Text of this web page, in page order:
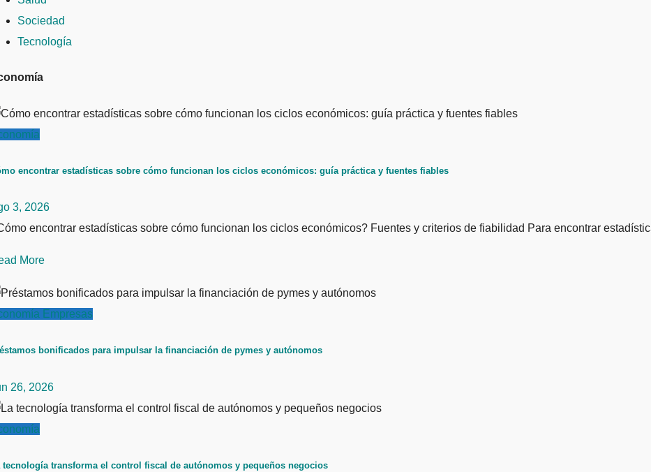
Sociedad
Tecnología
encontrar estadísticas sobre cómo funcionan los ciclos económicos: guía práctica y fuentes fiables
3, 2026
encontrar estadísticas sobre cómo funcionan los ciclos económicos? Fuentes y criterios de fiabilidad Para encontrar
More
Empresas
bonificados para impulsar la financiación de pymes y autónomos
26, 2026
tecnología transforma el control fiscal de autónomos y pequeños negocios